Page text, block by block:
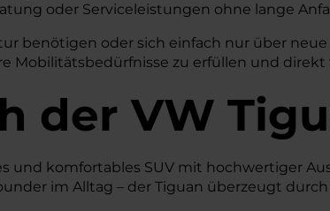
oder Serviceleistungen ohne lange
benötigen oder sich einfach nur über
Mobilitätsbedürfnisse zu erfüllen und
der VW
und komfortables SUV mit hochwertiger
im Alltag – der Tiguan überzeugt